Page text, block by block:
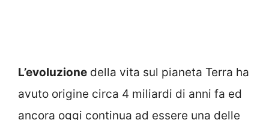
L’evoluzione della vita sul pianeta Terra ha
avuto origine circa 4 miliardi di anni fa ed
ancora oggi continua ad essere una delle